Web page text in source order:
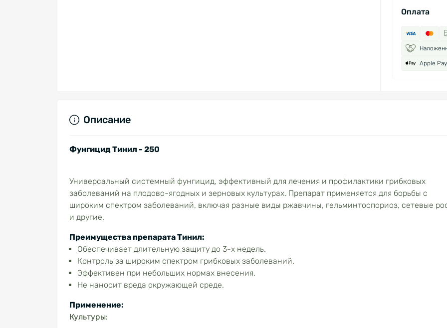
Оплата
Apple Pay
Описание
Фунгицид Тинил - 250
Универсальный системный фунгицид, эффективный для лечения и профилактики грибковых
заболеваний на плодово-ягодных и зерновых культурах. Препарат применяется для борьбы с
широким спектром заболеваний, включая разные виды ржавчины, гельминтоспориоз, сетевые
и другие.
Преимущества препарата Тинил:
Обеспечивает длительную защиту до 3-х недель.
Контроль за широким спектром грибковых заболеваний.
Эффективен при небольших нормах внесения.
Не наносит вреда окружающей среде.
Применение:
Культуры: